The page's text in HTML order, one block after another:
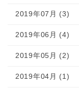
2019年07月 (3)
2019年06月 (4)
2019年05月 (2)
2019年04月 (1)